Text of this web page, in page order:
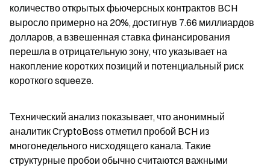
количество открытых фьючерсных контрактов BCH
выросло примерно на 20%, достигнув 7.66 миллиардов
долларов, а взвешенная ставка финансирования
перешла в отрицательную зону, что указывает на
накопление коротких позиций и потенциальный риск
короткого squeeze.
Технический анализ показывает, что анонимный
аналитик CryptoBoss отметил пробой BCH из
многонедельного нисходящего канала. Такие
структурные пробои обычно считаются важными